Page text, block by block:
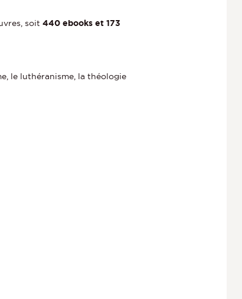
soit440 ebooks et 173
le luthéranisme, la théologie